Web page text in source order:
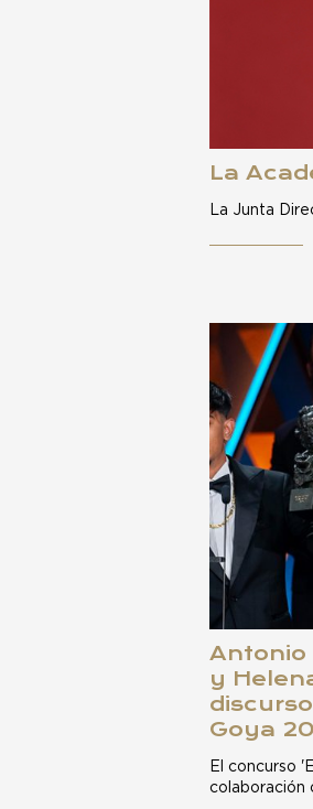
La
La Junta
Antonio
y
Goya
El concurso
colaboración